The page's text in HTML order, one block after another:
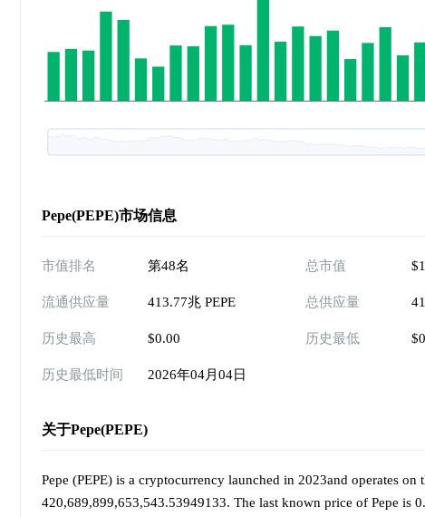
Pepe(PEPE)市场信息
市值排名 第48名 总市值
流通供应量 413.77兆 PEPE 总供应量
历史最高 $0.00 历史最低
历史最低时间 2026年04月04日
关于Pepe(PEPE)
Pepe (PEPE) is a cryptocurrency launched in 2023and operates
420,689,899,653,543.53949133. The last known price of Pepe is